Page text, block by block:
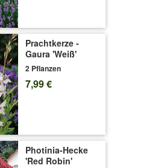
Prachtkerze -
Gaura 'Weiß'
2 Pflanzen
7,99 €
Photinia-Hecke
'Red Robin'